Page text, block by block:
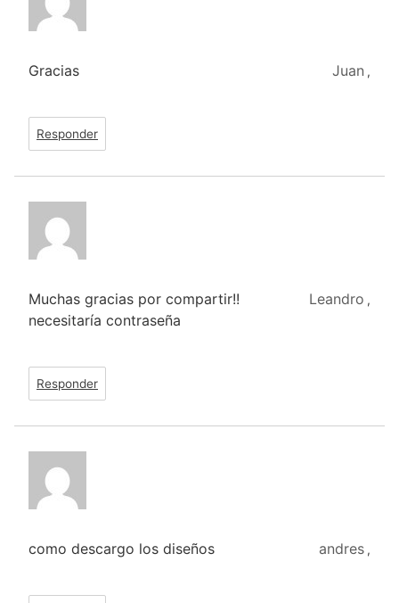
Juan ,
Gracias
Responder
Leandro ,
Muchas gracias por compartir!!
necesitaría contraseña
Responder
andres ,
como descargo los diseños